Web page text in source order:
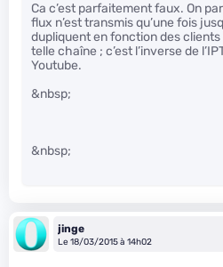
Ca c’est parfaitement faux. On
flux n’est transmis qu’une fois
dupliquent en fonction des
telle chaîne ; c’est l’inverse de
Youtube.
&nbsp;
&nbsp;
jinge
Le 18/03/2015 à 14h02